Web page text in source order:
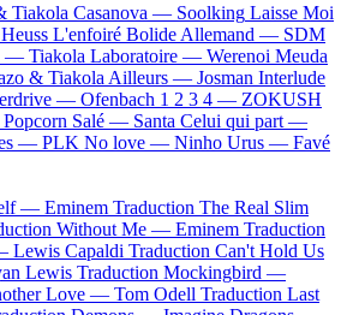
Tiakola Casanova — Soolking Laisse Moi
Heuss L'enfoiré Bolide Allemand — SDM
— Tiakola Laboratoire — Werenoi Meuda
& Tiakola Ailleurs — Josman Interlude
— Ofenbach 1 2 3 4 — ZOKUSH
Popcorn Salé — Santa Celui qui part —
— PLK No love — Ninho Urus — Favé
— Eminem Traduction The Real Slim
Without Me — Eminem Traduction
Lewis Capaldi Traduction Can't Hold Us
Lewis Traduction Mockingbird —
Love — Tom Odell Traduction Last